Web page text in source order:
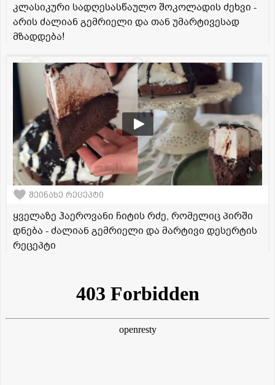
კლასიკური სადღესასწაულო შოკოლადის ძეხვი -
არის ძალიან გემრიელი და თან უმარტივესად
მზადდება!
შეინახე რეცეპტი
ყველაზე ჰაეროვანი ჩიტის რძე, რომელიც პირში
დნება - ძალიან გემრიელი და მარტივი დესერტის
რეცეპტი